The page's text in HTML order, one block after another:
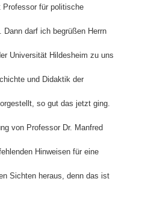
Professor für politische
darf ich begrüßen Herrn
Universität Hildesheim zu uns
und Didaktik der
so gut das jetzt ging.
von Professor Dr. Manfred
Hinweisen für eine
Sichten heraus, denn das ist